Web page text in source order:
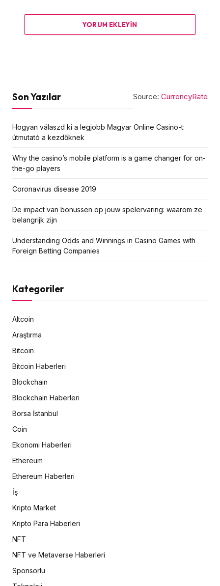
YORUM EKLEYIN
Source: CurrencyRate
Son Yazılar
Hogyan válaszd ki a legjobb Magyar Online Casino-t:
útmutató a kezdőknek
Why the casino’s mobile platform is a game changer for on-
the-go players
Coronavirus disease 2019
De impact van bonussen op jouw spelervaring: waarom ze
belangrijk zijn
Understanding Odds and Winnings in Casino Games with
Foreign Betting Companies
Kategoriler
Altcoin
Araştırma
Bitcoin
Bitcoin Haberleri
Blockchain
Blockchain Haberleri
Borsa İstanbul
Coin
Ekonomi Haberleri
Ethereum
Ethereum Haberleri
İş
Kripto Market
Kripto Para Haberleri
NFT
NFT ve Metaverse Haberleri
Sponsorlu